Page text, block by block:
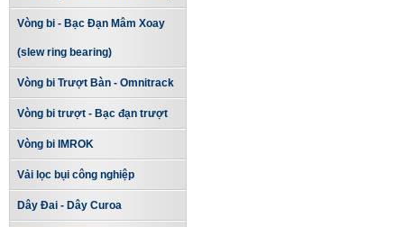
Vòng bi - Bạc Đạn Mâm Xoay
(slew ring bearing)
Vòng bi Trượt Bàn - Omnitrack
Vòng bi trượt - Bạc đạn trượt
Vòng bi IMROK
Vải lọc bụi công nghiệp
Dây Đai - Dây Curoa